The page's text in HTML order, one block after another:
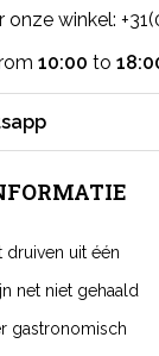
onze winkel:
10:00 to
druiven uit één
net niet gehaald
gastronomisch